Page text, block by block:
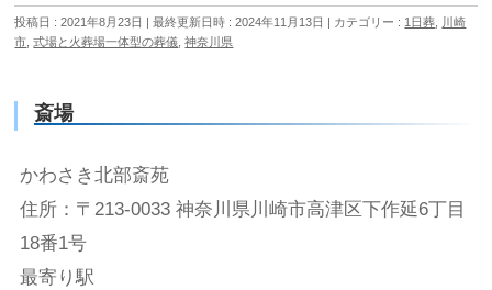
投稿日 : 2021年8月23日 最終更新日時 : 2024年11月13日 カテゴリー : 1日葬, 川崎
市,式場と火葬場一体型の葬儀,神奈川県
斎場
かわさき北部斎苑
住所：〒213-0033 神奈川県川崎市高津区下作延6丁目
18番1号
最寄り駅